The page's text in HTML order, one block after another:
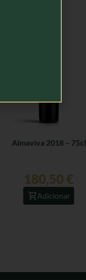
Almaviva 2018 – 75cl
180,50 €
Adicionar